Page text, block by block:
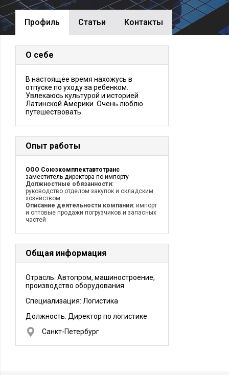
Профиль Cтатьи Контакты
О себе
В настоящее время нахожусь в
отпуске по уходу за ребенком.
Увлекаюсь культурой и историей
Латинской Америки. Очень люблю
путешествовать.
Опыт работы
ООО Союзкомплектавтотранс
заместитель директора по импорту
Должностные обязанности:
руководство отделом закупок и складским
хозяйством
Описание деятельности компании: импорт
и оптовые продажи погрузчиков и запасных
частей
Общая информация
Отрасль: Автопром, машиностроение,
производство оборудования
Специализация: Логистика
Должность: Директор по логистике
Санкт-Петербург